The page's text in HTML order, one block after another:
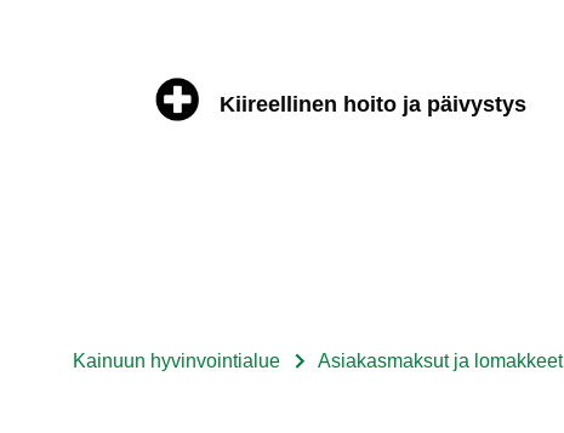
Kiireellinen hoito ja päivystys
Kainuun hyvinvointialue Asiakasmaksut ja lomakkeet